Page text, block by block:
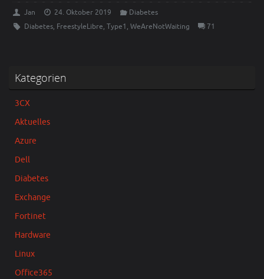
Jan 24. Oktober 2019
Diabetes
Diabetes, FreestyleLibre, Type1, WeAreNotWaiting 71
Kategorien
3CX
Aktuelles
Azure
Dell
Diabetes
Exchange
Fortinet
Hardware
Linux
Office365